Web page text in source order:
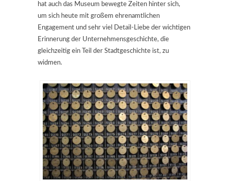
hat auch das Museum bewegte Zeiten hinter sich,
um sich heute mit großem ehrenamtlichen
Engagement und sehr viel Detail-Liebe der wichtigen
Erinnerung der Unternehmensgeschichte, die
gleichzeitig ein Teil der Stadtgeschichte ist, zu
widmen.